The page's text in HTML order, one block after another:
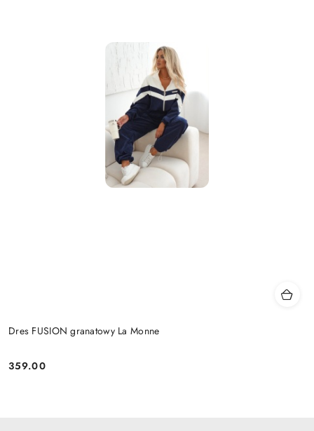
Dres FUSION granatowy La Monne
Cena:
359.00